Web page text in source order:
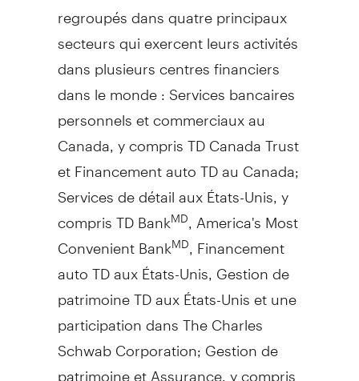
regroupés dans quatre principaux
secteurs qui exercent leurs activités
dans plusieurs centres financiers
dans le monde : Services bancaires
personnels et commerciaux au
Canada , y compris TD Canada Trust
et Financement auto TD au Canada;
Services de détail aux États-Unis, y
compris TD BankMD , America's Most
Convenient BankMD , Financement
auto TD aux États-Unis, Gestion de
patrimoine TD aux États-Unis et une
participation dans The Charles
Schwab Corporation;Gestion de
patrimoine et Assurance, y compris